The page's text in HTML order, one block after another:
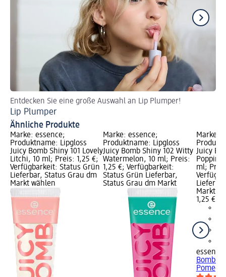
Entdecken Sie eine große Auswahl an Lip Plumper!
Lip Plumper
Ähnliche Produkte
Marke: essence;
Produktname: Lipgloss
Juicy Bomb Shiny 101 Lovely
Litchi, 10 ml; Preis: 1,25 €;
Verfügbarkeit: Status Grün
Lieferbar, Status Grau dm
Markt wählen
Marke: essence;
Produktname: Lipgloss
Juicy Bomb Shiny 102 Witty
Watermelon, 10 ml; Preis:
1,25 €; Verfügbarkeit:
Status Grün Lieferbar,
Status Grau dm Markt
Marke:
Juicy
Poppin’
ml;
Markt
1,25 €
essence
Bomb